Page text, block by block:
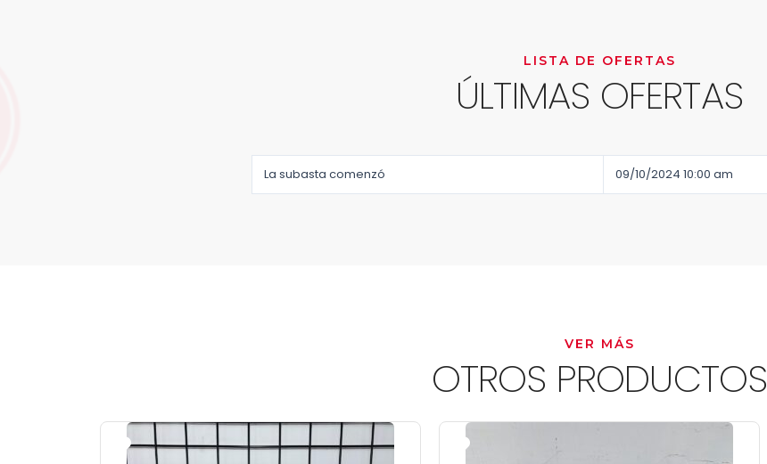
LISTA DE OFERTAS
ÚLTIMAS OFERTAS
La subasta comenzó 09/10/2024 10:00 am
VER MÁS
OTROS PRODUCTOS